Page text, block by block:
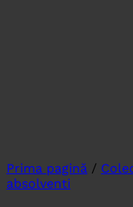
Prima pagină /
absolventi